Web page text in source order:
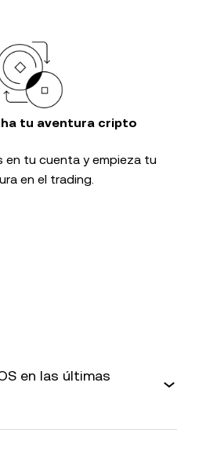
tu aventura cripto
tu cuenta y empieza tu
en el trading.
en las últimas